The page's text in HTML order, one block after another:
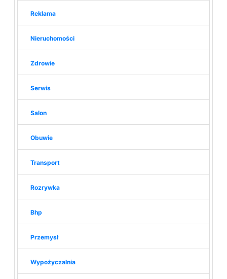
Reklama
Nieruchomości
Zdrowie
Serwis
Salon
Obuwie
Transport
Rozrywka
Bhp
Przemysł
Wypożyczalnia